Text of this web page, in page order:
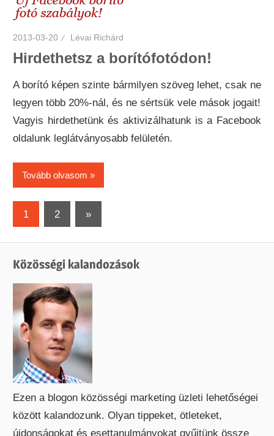
2013-03-20 Lévai Richárd
Hirdethetsz a borítófotódon!
A borító képen szinte bármilyen szöveg lehet, csak ne
legyen több 20%-nál, és ne sértsük vele mások jogait!
Vagyis hirdethetünk és aktivizálhatunk is a Facebook
oldalunk leglátványosabb felületén.
Tovább olvasom
Bejegyzések
1 2
Next
»
Közösségi kalandozások
Ezen a blogon közösségi marketing üzleti lehetőségei
között kalandozunk. Olyan tippeket, ötleteket,
újdonságokat és esettanulmányokat gyűjtünk össze